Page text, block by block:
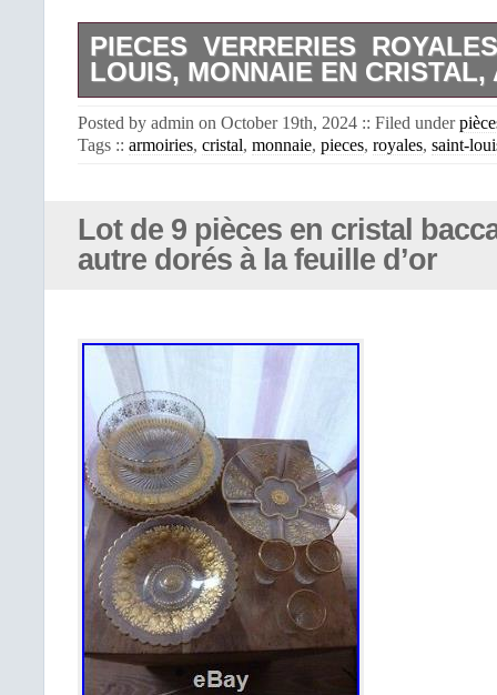
PIECES VERRERIES
LOUIS, MONNAIE EN CRISTAL,
Posted by admin on October 19th, 2024 :: Filed under
Tags :: armoiries, cristal, monnaie, pieces, royales, saint-
Lot de 9 pièces en cristal
autre dorés à la feuille d’or